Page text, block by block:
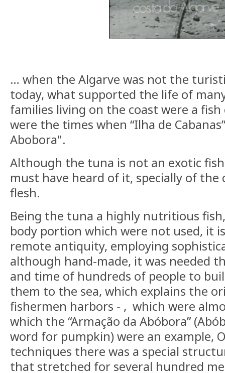
… when the Algarve was not the
today, what supported the life of
families living on the coast were a
were the times when “Ilha de
Abobora".
Although the tuna is not an exotic
must have heard of it, specially of the
flesh.
Being the tuna a highly nutritious
body portion which were not used, it
remote antiquity, employing
although hand-made, it was needed
and time of hundreds of people to
them to the sea, which explains the
fishermen harbors - , which were
which the “Armação da Abóbora”
word for pumpkin) were an example,
techniques there was a special
that stretched for several hundred